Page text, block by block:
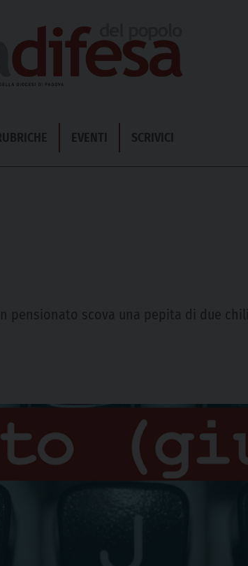
EVENTI SCRIVICI
pensionato scova una pepita di due